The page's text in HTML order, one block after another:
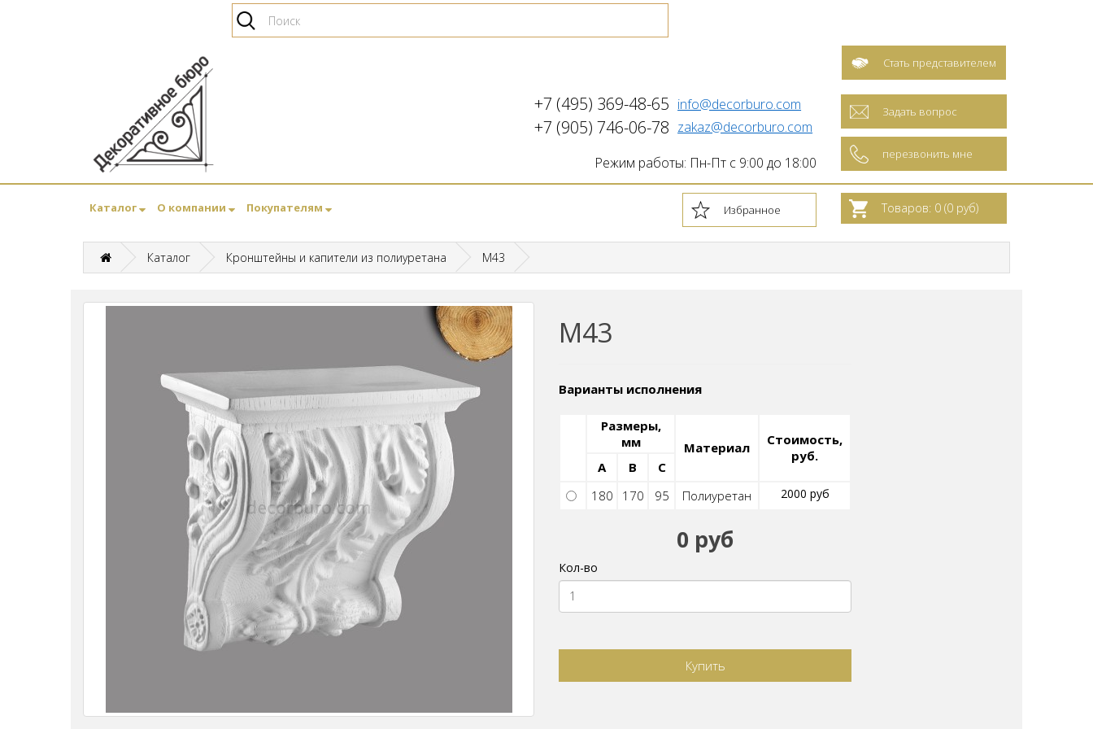
Стать представителем
+7 (495) 369-48-65
+7 (905) 746-06-78
info@decorburo.com
zakaz@decorburo.com
Режим работы: Пн-Пт с 9:00 до 18:00
Задать вопрос
перезвонить мне
Каталог О компании Покупателям Избранное Товаров: 0 (0 руб)
Каталог Кронштейны и капители из полиуретана M43
M43
Варианты исполнения
Размеры,
мм
Материал
Стоимость,
руб.
A B
C
180
170 95 Полиуретан 2000 руб
0 руб
Кол-во
Купить